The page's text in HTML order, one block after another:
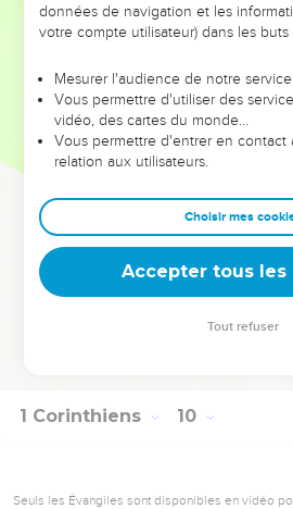
Οὐκ οἴδατε ὅτι οἱ ἐν σταδίῳ
τρέχουσιν, εἷς δὲ λαμβάνει τὸ
τρέχετε ἵνα καταλάβητε.
πᾶς δὲ ὁ ἀγωνιζόμενος πάντα
ἐκεῖνοι μὲν οὖν ἵνα φθαρτὸν
ἡμεῖς δὲ ἄφθαρτον.
πυκτεύω ὡς οὐκ ἀέρα δέρων·
ἀλλὰ ὑπωπιάζω μου τὸ σῶμα
πως ἄλλοις κηρύξας αὐτὸς
Hébreu : © Westminster Leningrad Codex -
1 Corinthiens 10
Seuls les Évangiles sont disponibles en vidéo
données de navigation et les
votre compte utilisateur) dans les buts
Mesurer l'audience de notre service
Vous permettre d'utiliser des
vidéo, des cartes du monde…
Vous permettre d'entrer en contact
relation aux utilisateurs.
Choisir mes
Accepter tous les
Tout refuser